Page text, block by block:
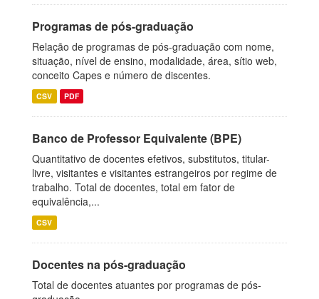
Programas de pós-graduação
Relação de programas de pós-graduação com nome,
situação, nível de ensino, modalidade, área, sítio web,
conceito Capes e número de discentes.
CSV PDF
Banco de Professor Equivalente (BPE)
Quantitativo de docentes efetivos, substitutos, titular-
livre, visitantes e visitantes estrangeiros por regime de
trabalho. Total de docentes, total em fator de
equivalência,...
CSV
Docentes na pós-graduação
Total de docentes atuantes por programas de pós-